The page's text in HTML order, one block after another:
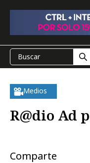
Medios
R@dio Ad
Comparte